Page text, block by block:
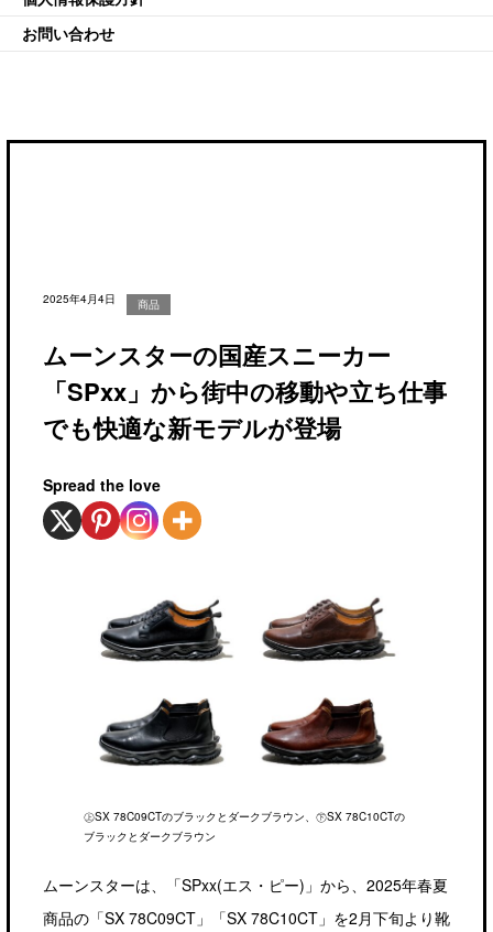
お問い合わせ
2025年4月4日 商品
ムーンスターの国産スニーカー
「SPxx」から街中の移動や立ち仕事
でも快適な新モデルが登場
Spread the love
㊤SX 78C09CTのブラックとダークブラウン、㊦SX 78C10CTの
ブラックとダークブラウン
ムーンスターは、「SPxx(エス・ピー)」から、2025年春夏
商品の「SX 78C09CT」「SX 78C10CT」を2月下旬より靴